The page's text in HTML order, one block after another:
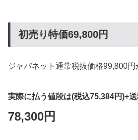
初売り特価69,800円
ジャパネット通常税抜価格99,800円
実際に払う値段は(税込75,384円)+
78,300円